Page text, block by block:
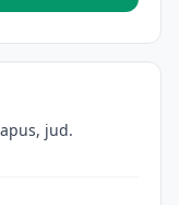
jud.